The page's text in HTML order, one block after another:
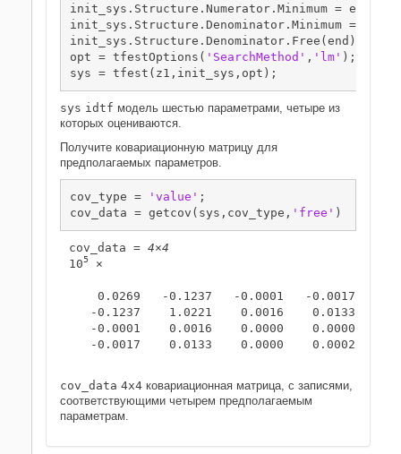
init_sys.Structure.Numerator.Minimum = eps;
init_sys.Structure.Denominator.Minimum = eps;
init_sys.Structure.Denominator.Free(end) =
opt = tfestOptions( 'SearchMethod' , 'lm' );
sys = tfest(z1,init_sys,opt);
sys idtf модель шестью параметрами, четыре из
которых оцениваются.
Получите ковариационную матрицу для
предполагаемых параметров.
cov_type = 'value' ;
cov_data = getcov(sys,cov_type, 'free' )
cov_data = 4×4
105 ×
    0.0269   -0.1237   -0.0001   -0.0017
   -0.1237    1.0221    0.0016    0.0133
   -0.0001    0.0016    0.0000    0.0000
   -0.0017    0.0133    0.0000    0.0002
cov_data 4x4 ковариационная матрица, с записями,
соответствующими четырем предполагаемым
параметрам.